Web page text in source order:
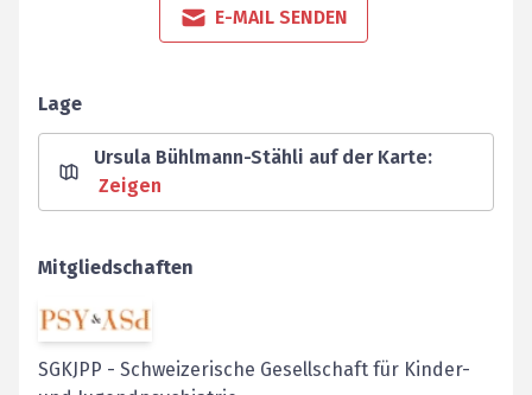
E-MAIL SENDEN
Lage
Ursula Bühlmann-Stähli auf der Karte:
Zeigen
Mitgliedschaften
SGKJPP - Schweizerische Gesellschaft für Kinder-